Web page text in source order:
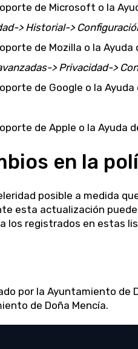
de Microsoft o la
> Historial->
de Mozilla o la Ayuda
> Privacidad->
de Google o la Ayuda
de Apple o la Ayuda
en la
posible a medida
esta actualización
los registrados en estas
por la Ayuntamiento de
de Doña Mencía.